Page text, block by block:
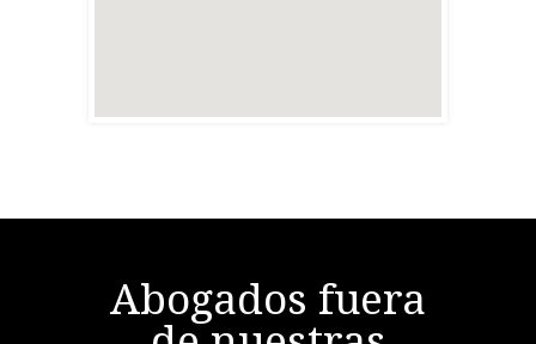
Abogados fuera